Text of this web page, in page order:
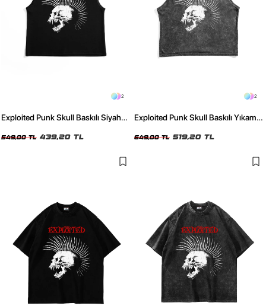
2
Exploited Punk Skull Baskılı Siyah
549,00 TL 439,20 TL
2
Exploited Punk Skull Baskılı Yıkamalı
649,00 TL 519,20 TL